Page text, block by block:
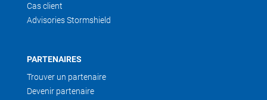
Cas client
Advisories Stormshield
PARTENAIRES
Trouver un partenaire
Devenir partenaire